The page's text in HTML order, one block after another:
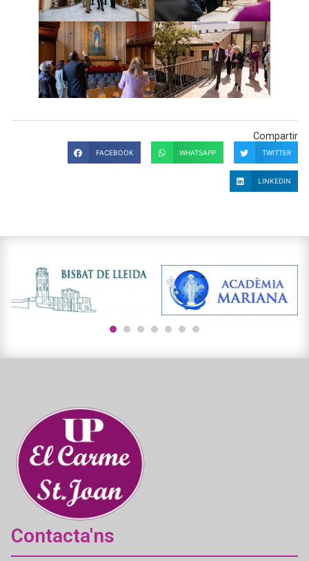
Compartir
FACEBOOK WHATSAPP TWITTER
LINKEDIN
Contacta'ns